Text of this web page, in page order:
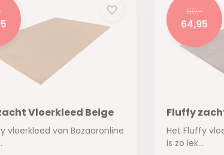
Vloerkleed Beige
vloerkleed van Bazaaronline
90,-
64,95
Fluffy
Het Fluffy
is zo lek...